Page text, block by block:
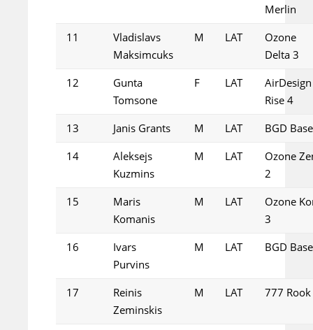
Merlin
11
Vladislavs
Maksimcuks
M LAT
Ozone
Delta 3
12
Gunta
Tomsone
F LAT
AirDesign
Rise 4
13
Janis Grants M LAT
BGD
14
Aleksejs
Kuzmins
M LAT
Ozone
2
15
Maris
Komanis
M LAT
Ozone
3
16
Ivars
Purvins
M LAT BGD
17
Reinis
Zeminskis
M LAT 777